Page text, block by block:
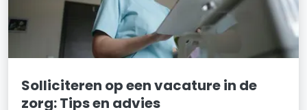
Solliciteren op een vacature in de
zorg: Tips en advies